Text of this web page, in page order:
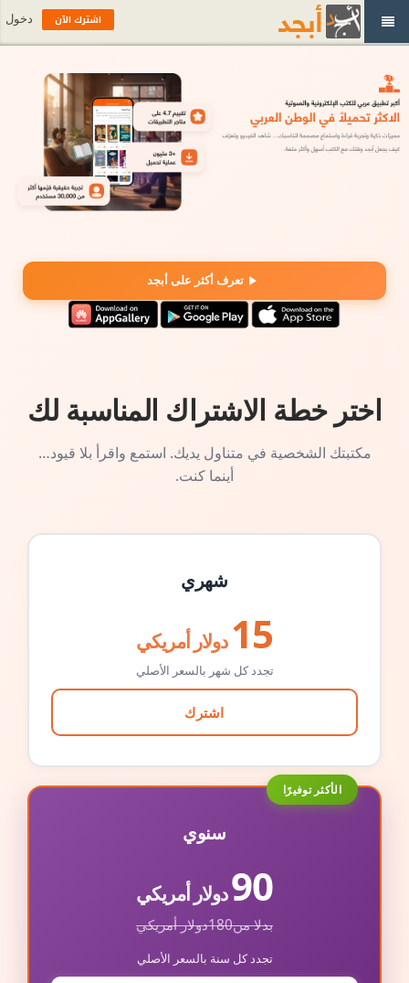
تعرف أكثر على أبجد
اختر خطة الاشتراك المناسبة لك
مكتبتك الشخصية في متناول يديك. استمع واقرأ بلا قيود…
أينما كنت.
شهري
15 دولار أمريكي
تجدد كل شهر بالسعر الأصلي
اشترك
الأكثر توفيرًا
سنوي
90دولار أمريكي
بدلا من180دولار أمريكي
تجدد كل سنة بالسعر الأصلي
اشترك الآن دخول